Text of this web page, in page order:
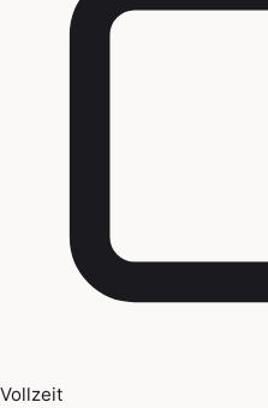
Vollzeit